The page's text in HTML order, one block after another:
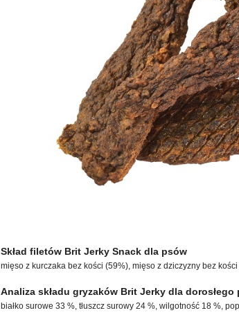
Skład filetów Brit Jerky Snack dla psów
mięso z kurczaka bez kości (59%), mięso z dziczyzny bez
Analiza składu gryzaków Brit Jerky dla dorosłego
białko surowe 33 %, tłuszcz surowy 24 %, wilgotność 18 %,